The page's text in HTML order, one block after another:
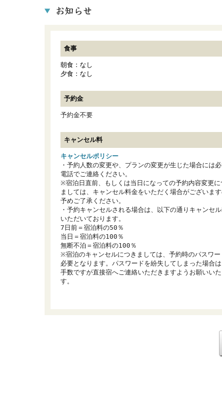
食事
朝食：なし
夕食：なし
予約金
予約金不要
キャンセル料
キャンセルポリシー
・予約人数の変更や、プランの変更が生じた場合には
電話でご連絡ください。
※宿泊日直前、もしくは当日になっての予約内容変更に
ましては、キャンセル料金をいただく場合がございま
予めご了承ください。
・予約キャンセルされる場合は、以下の通りキャンセ
いただいております。
7日前＝宿泊料の50％
当日＝宿泊料の100％
無断不泊＝宿泊料の100％
※宿泊のキャンセルにつきましては、予約時のパスワー
必要となります。パスワードを紛失してしまった場合
手数ですが直接宿へご連絡いただきますようお願いい
す。